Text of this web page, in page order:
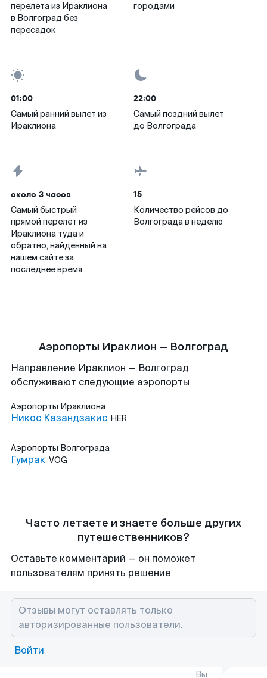
перелета из Ираклиона
в Волгоград без
пересадок
городами
01:00
Самый ранний вылет из
Ираклиона
22:00
Самый поздний вылет
до Волгограда
около 3 часов
Самый быстрый
прямой перелет из
Ираклиона туда и
обратно, найденный на
нашем сайте за
последнее время
15
Количество рейсов до
Волгограда в неделю
Аэропорты Ираклион — Волгоград
Направление Ираклион — Волгоград
обслуживают следующие аэропорты
Аэропорты Ираклиона
Никос Казандзакис HER
Аэропорты Волгограда
Гумрак VOG
Часто летаете и знаете больше других
путешественников?
Оставьте комментарий — он поможет
пользователям принять решение
Войти
Вы